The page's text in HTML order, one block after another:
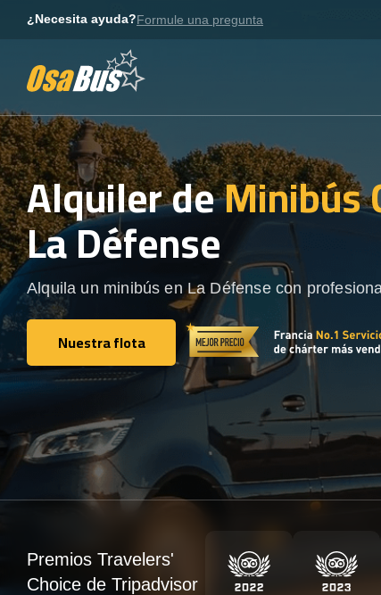
¿Necesita ayuda?Formule una pregunta
Alquiler deMinibús
La Défense
Alquila un minibús en La Défense con
Nuestra flota
Nuestra flota
Premios Travelers'
Choice de Tripadvisor